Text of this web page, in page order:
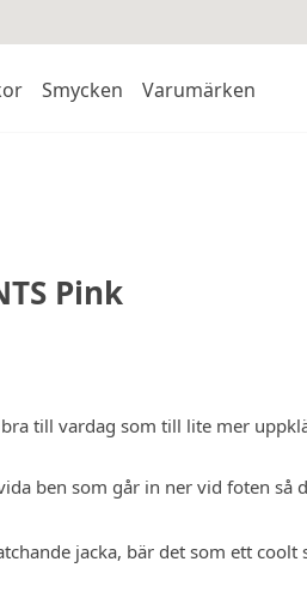
Smycken Varumärken
Pink
till vardag som till lite mer
ben som går in ner vid foten så
jacka, bär det som ett coolt